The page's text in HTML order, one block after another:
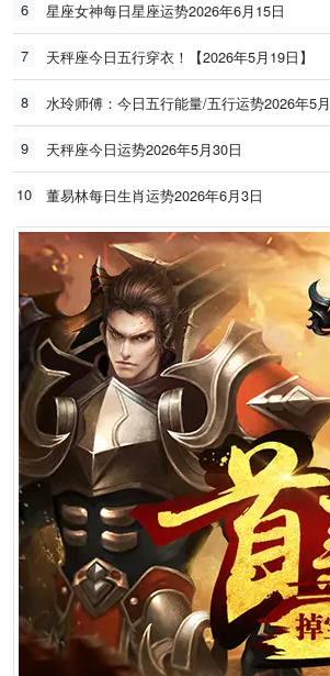
6 星座女神每日星座运势2026年6月15日
7 天秤座今日五行穿衣！【2026年5月19日】
8 水玲师傅：今日五行能量/五行运势2026年5
9 天秤座今日运势2026年5月30日
10 董易林每日生肖运势2026年6月3日